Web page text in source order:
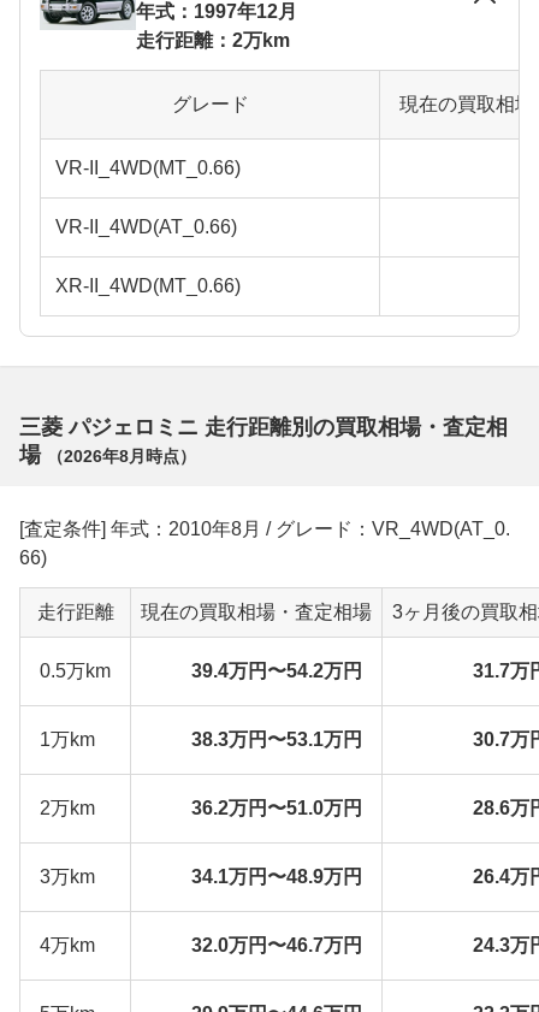
年式：1997年12月
走行距離：2万km
グレード 現在の買取相
VR-II_4WD(MT_0.66)
VR-II_4WD(AT_0.66)
XR-II_4WD(MT_0.66)
三菱 パジェロミニ 走行距離別の買取相場・査定相
場
（2026年8月 時点）
[査定条件] 年式：2010年8月 / グレード：VR_4WD(AT_0.
66)
走行距離 現在の買取相場・査定相場 3ヶ月後の買取
0.5万km 39.4万円〜54.2万円 31.7万
1万km 38.3万円〜53.1万円 30.7万
2万km 36.2万円〜51.0万円 28.6万
3万km 34.1万円〜48.9万円 26.4万
4万km 32.0万円〜46.7万円 24.3万